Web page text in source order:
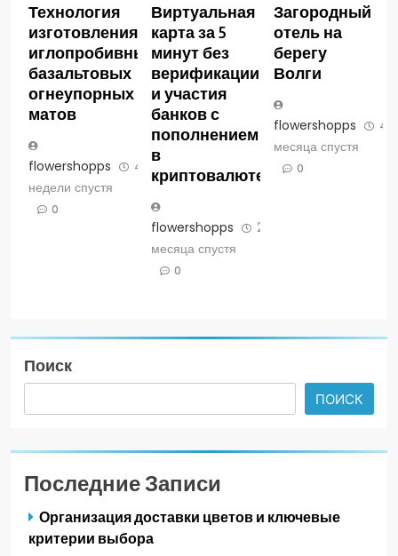
Технология
изготовления
иглопробивных
базальтовых
огнеупорных
матов
flowershopps
4
недели спустя
0
Виртуальная
карта за 5
минут без
верификации
и участия
банков с
пополнением
в
криптовалюте
flowershopps
2
месяца спустя
0
Загородный
отель на
берегу
Волги
flowershopps
4
месяца спустя
0
Поиск
ПОИСК
Последние Записи
Организация доставки цветов и ключевые
критерии выбора